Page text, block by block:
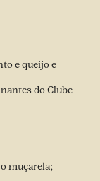
e queijo e
do Clube
muçarela;